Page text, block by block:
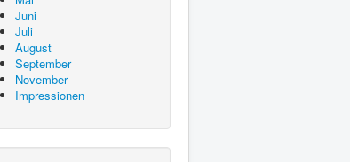
Juni
Juli
August
September
November
Impressionen